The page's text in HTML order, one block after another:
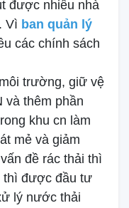
được nhiều nhà
Vì ban quản lý
các chính sách
trường, giữ vệ
và thêm phần
khu cn làm
mẻ và giảm
đề rác thải thì
thì được đầu tư
lý nước thải